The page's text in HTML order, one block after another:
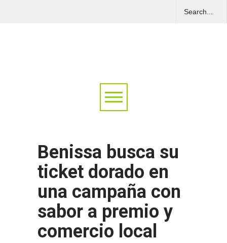
Benissa busca su
ticket dorado en
una campaña con
sabor a premio y
comercio local